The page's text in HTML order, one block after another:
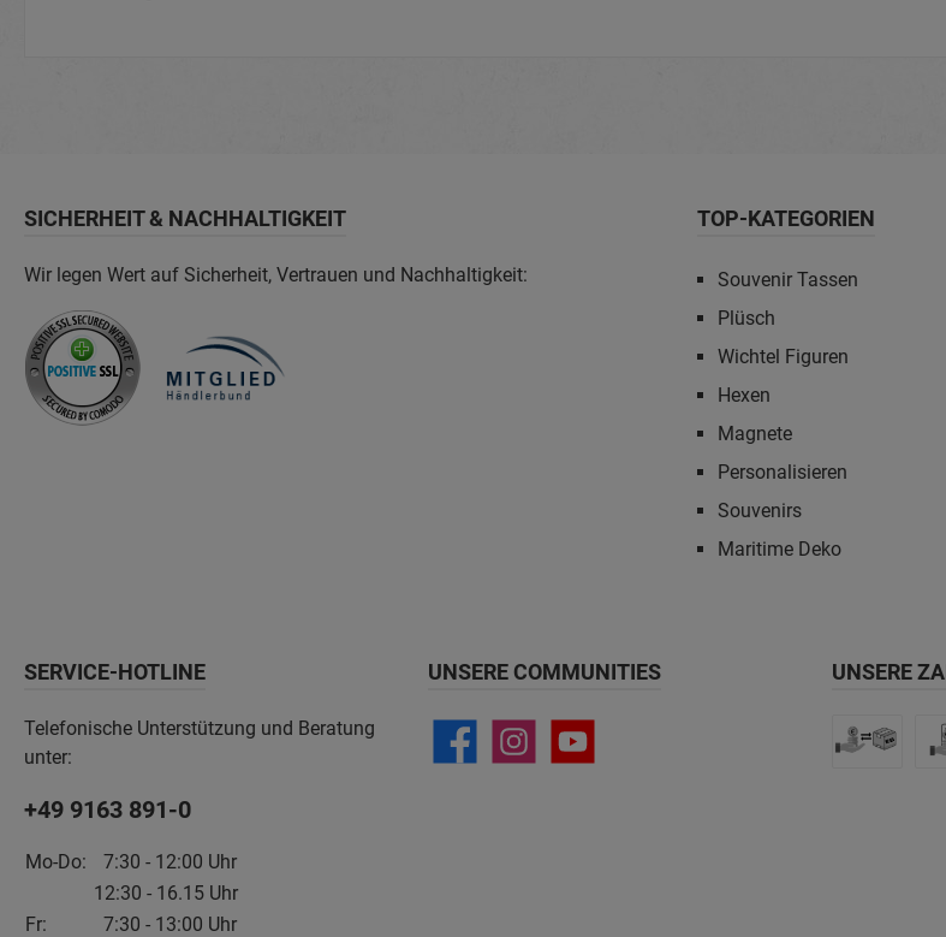
SICHERHEIT & NACHHALTIGKEIT
Wir legen Wert auf Sicherheit, Vertrauen und Nachhaltigkeit:
TOP-KATEGORIEN
Souvenir Tassen
Plüsch
Wichtel Figuren
Hexen
Magnete
Personalisieren
Souvenirs
Maritime Deko
SERVICE-HOTLINE
Telefonische Unterstützung und Beratung
unter:
+49 9163 891-0
Mo-Do:
7:30 - 12:00 Uhr
12:30 - 16.15 Uhr
Fr:
7:30 - 13:00 Uhr
UNSERE COMMUNITIES UNSERE